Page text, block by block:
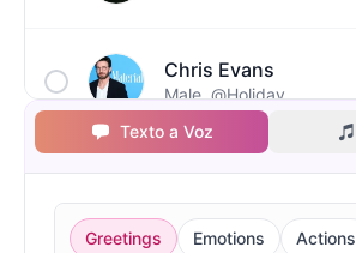
Chris Evans
Male @Holiday
Christopher Walken
Male @Kairox
Texto a Voz
Greetings Emotions Actions